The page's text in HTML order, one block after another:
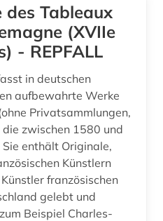
kulturwissenschaften (17)
des Tableaux
(XVIIe
- REPFALL
in deutschen
aufbewahrte Werke
Privatsammlungen,
die zwischen 1580 und
enthält Originale,
Künstlern
französischen
gelebt und
Beispiel Charles-